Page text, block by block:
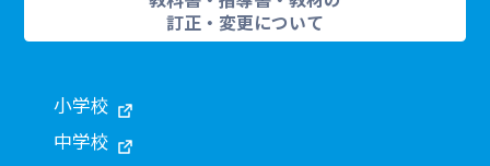
訂正・変更について
小学校
中学校